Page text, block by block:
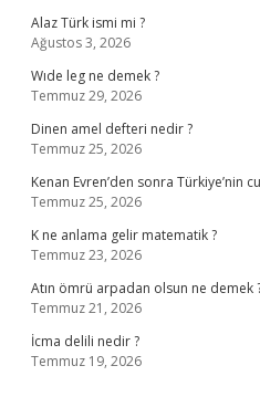
Alaz Türk ismi mi ?
Ağustos 3, 2026
Wıde leg ne demek ?
Temmuz 29, 2026
Dinen amel defteri nedir ?
Temmuz 25, 2026
Kenan Evren’den sonra Türkiye’nin
Temmuz 25, 2026
K ne anlama gelir matematik ?
Temmuz 23, 2026
Atın ömrü arpadan olsun ne demek
Temmuz 21, 2026
İcma delili nedir ?
Temmuz 19, 2026